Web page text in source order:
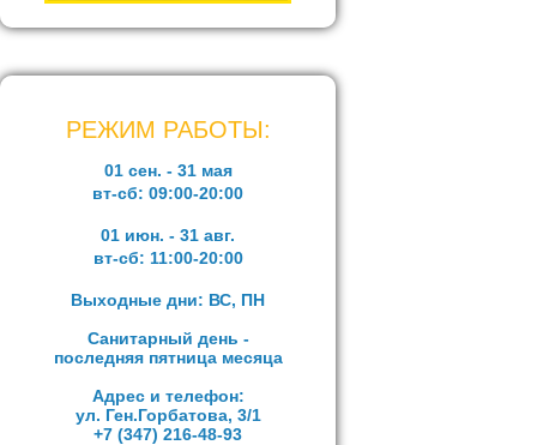
РЕЖИМ РАБОТЫ:
01 сен. - 31 мая
вт-сб: 09:00-20:00
01 июн. - 31 авг.
вт-сб: 11:00-20:00
Выходные дни: ВС, ПН
Санитарный день -
последняя пятница месяца
Адрес и телефон:
ул. Ген.Горбатова, 3/1
+7 (347) 216-48-93